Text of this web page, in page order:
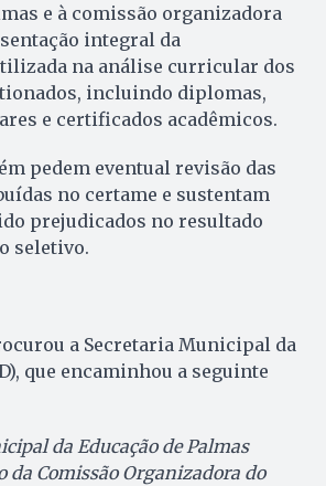
e à comissão organizadora
integral da
na análise curricular dos
incluindo diplomas,
e certificados acadêmicos.
pedem eventual revisão das
no certame e sustentam
prejudicados no resultado
seletivo.
a Secretaria Municipal da
que encaminhou a seguinte
da Educação de Palmas
da Comissão Organizadora do